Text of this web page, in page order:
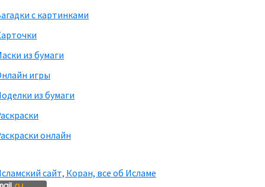
с картинками
из бумаги
игры
из бумаги
онлайн
сайт, Коран, все об Исламе